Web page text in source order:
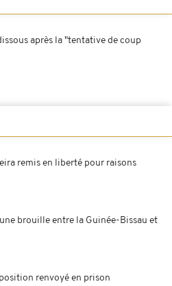
après la "tentative de coup
remis en liberté pour raisons
brouille entre la Guinée-Bissau et
renvoyé en prison